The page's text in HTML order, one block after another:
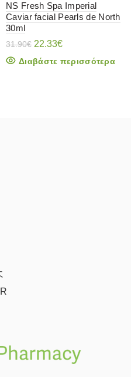
NS Fresh Spa Imperial
Caviar facial Pearls de North
30ml
31.90€ Original
was:
22.33€Η
τιμή
Διαβάστε περισσότερα